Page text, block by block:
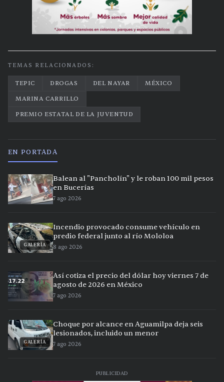
TEMAS RELACIONADOS:
TEPIC DROGAS DEL NAYAR
MÉXICO
MARINA CARRILLO
PREMIO ESTATAL DE LA JUVENTUD
EN PORTADA
Balean al "Pancholín" y le roban 100 mil pesos
en Bucerías
7 ago 2026
GALERÍA
Incendio provocado consume vehículo en
predio federal junto al río Mololoa
8 ago 2026
Así cotiza el precio del dólar hoy viernes 7 de
agosto de 2026 en México
7 ago 2026
GALERÍA
Choque por alcance en Aguamilpa deja seis
lesionados, incluido un menor
7 ago 2026
PUBLICIDAD